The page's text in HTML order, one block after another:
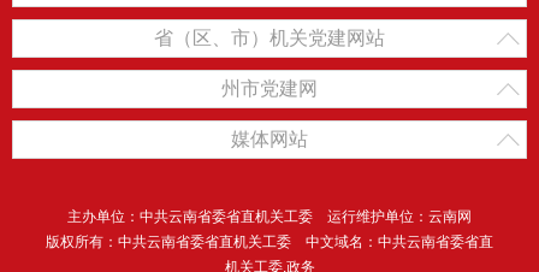
省（区、市）机关党建网站
州市党建网
媒体网站
主办单位：中共云南省委省直机关工委 运行维护单位：云南网
版权所有：中共云南省委省直机关工委 中文域名：中共云南省委省直
机关工委.政务